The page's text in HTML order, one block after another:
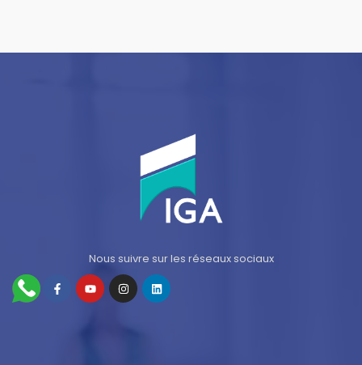
Nous suivre sur les réseaux sociaux